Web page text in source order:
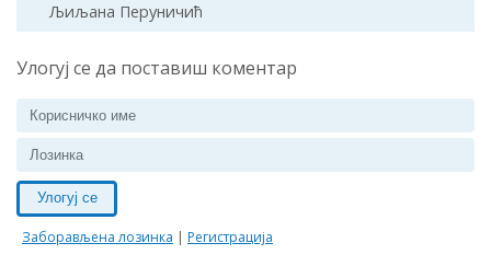
Љиљана Перуничић
Улогуј се да поставиш коментар
Улогуј се
Заборављена лозинка | Регистрација